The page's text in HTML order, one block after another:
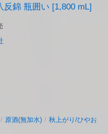
錦 瓶囲い [1,800 mL]
/ 原酒(無加水) / 秋上がり/ひやお